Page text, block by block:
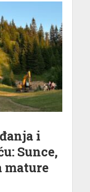
i
Sunce,
mature